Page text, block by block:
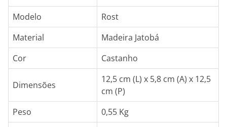
Modelo
Rost
Material
Madeira Jatobá
Cor
Castanho
Dimensões
12,5 cm (L) x 5,8 cm (A) x 12,5
cm (P)
Peso
0,55 Kg